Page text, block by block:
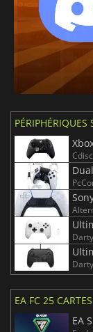
PÉRIPHÉRIQUES
Darty
Darty
EA FC 25
EA